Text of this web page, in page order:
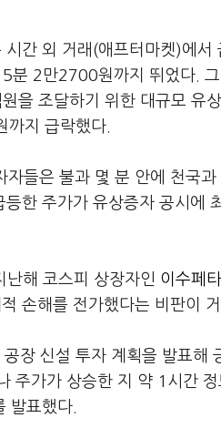
간 외 거래(애프터마켓)에
분 2만2700원까지 뛰었다.
을 조달하기 위한 대규모 유
지 급락했다.
들은 불과 몇 분 안에 천국
한 주가가 유상증자 공시에
난해 코스피 상장자인 이수페
손해를 전가했다는 비판이 거
장 신설 투자 계획을 발표해
주가가 상승한 지 약 1시간
발표했다.